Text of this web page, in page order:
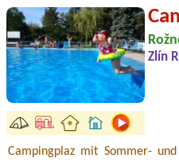
Zlín
Campingplaz mit Sommer-